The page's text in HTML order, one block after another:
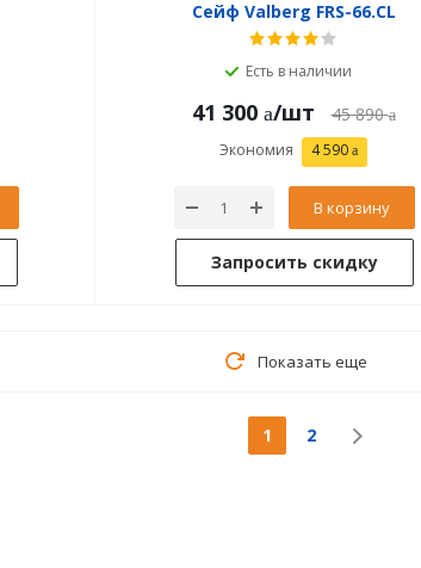
Сейф Valberg FRS-66.CL
Есть в наличии
41 300 /шт 45 890
Экономия 4 590
В корзину
Запросить скидку
Показать еще
1 2